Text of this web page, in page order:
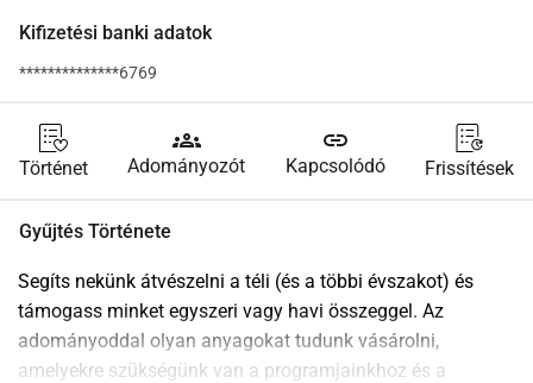
Kifizetési banki adatok
**************6769
Történet
groups
Adományozót
link
Kapcsolódó Frissítések
Gyűjtés Története
Segíts nekünk átvészelni a téli (és a többi évszakot) és
támogass minket egyszeri vagy havi összeggel. Az
adományoddal olyan anyagokat tudunk vásárolni,
amelyekre szükségünk van a programjainkhoz és a